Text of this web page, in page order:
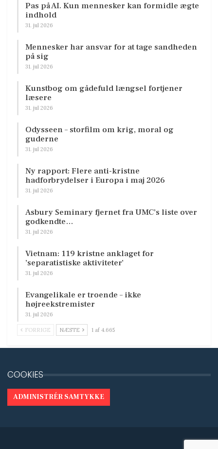
Pas på AI. Kun mennesker kan formidle ægte
indhold
31. jul 2026
Mennesker har ansvar for at tage sandheden
på sig
31. jul 2026
Kunstbog om gådefuld længsel fortjener
læsere
31. jul 2026
Odysseen – storfilm om krig, moral og
guderne
31. jul 2026
Ny rapport: Flere anti-kristne
hadforbrydelser i Europa i maj 2026
31. jul 2026
Asbury Seminary fjernet fra UMC’s liste over
godkendte…
31. jul 2026
Vietnam: 119 kristne anklaget for
’separatistiske aktiviteter’
31. jul 2026
Evangelikale er troende – ikke
højreekstremister
31. jul 2026
FORRIGE NÆSTE 1 af 4.665
COOKIES
ADMINISTRÉR SAMTYKKE